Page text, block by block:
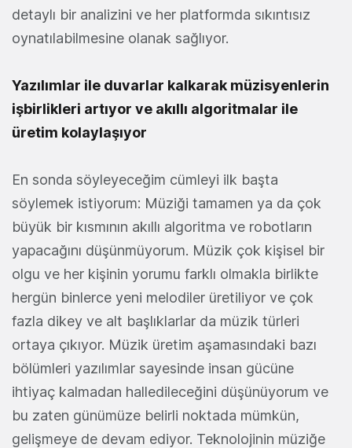
detaylı bir analizini ve her platformda sıkıntısız
oynatılabilmesine olanak sağlıyor.
Yazılımlar ile duvarlar kalkarak müzisyenlerin
işbirlikleri artıyor ve akıllı algoritmalar ile
üretim kolaylaşıyor
En sonda söyleyeceğim cümleyi ilk başta
söylemek istiyorum: Müziği tamamen ya da çok
büyük bir kısmının akıllı algoritma ve robotların
yapacağını düşünmüyorum. Müzik çok kişisel bir
olgu ve her kişinin yorumu farklı olmakla birlikte
hergün binlerce yeni melodiler üretiliyor ve çok
fazla dikey ve alt başlıklarlar da müzik türleri
ortaya çıkıyor. Müzik üretim aşamasındaki bazı
bölümleri yazılımlar sayesinde insan gücüne
ihtiyaç kalmadan halledileceğini düşünüyorum ve
bu zaten günümüze belirli noktada mümkün,
gelişmeye de devam ediyor. Teknolojinin müziğe